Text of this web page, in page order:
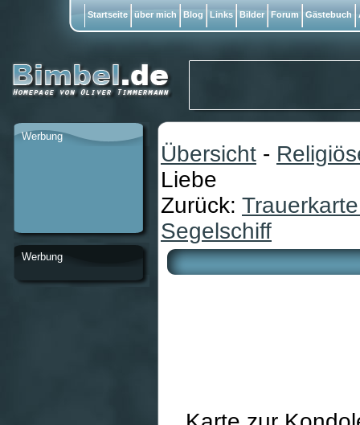
Übersicht -
Liebe
Zurück:
Segelschiff
Werbung
Werbung
Startseite über mich Blog Links Bilder Forum Gästebuch